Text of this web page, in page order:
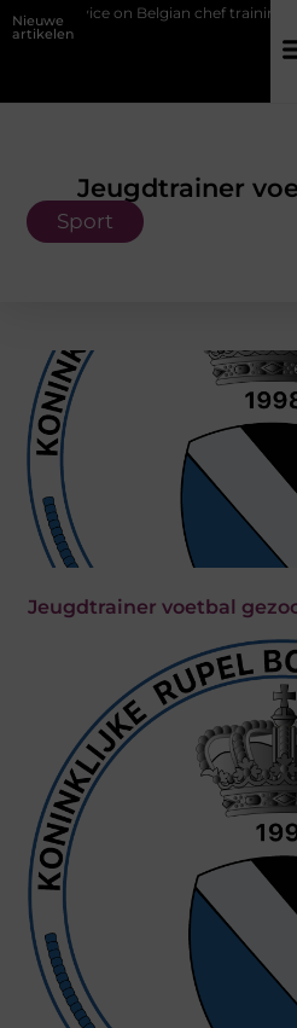
Nieuwe
artikelen
on Belgian chef training and
Jeugdtrainer
Sport
Jeugdtrainer voetbal